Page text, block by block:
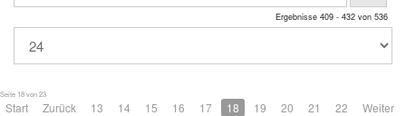
Ergebnisse 409 - 432 von 536
Seite 18 von 23
Start Zurück 13 14 15 16 17 18 19 20 21 22
Weiter